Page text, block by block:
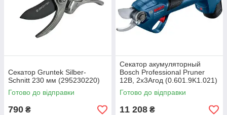
Секатор Gruntek Silber-
Schnitt 230 мм (295230220)
Готово до відправки
790 ₴
Секатор акумуляторный
Bosch Professional Pruner
12В, 2х3Агод (0.601.9K1.021)
Готово до відправки
11 208 ₴